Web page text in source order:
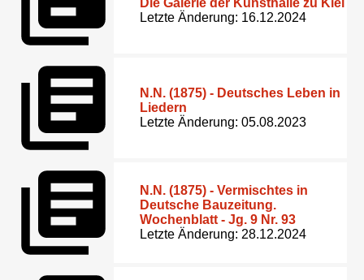
Die Galerie der Kunsthalle zu Kiel
Letzte Änderung: 16.12.2024
N.N. (1875) - Deutsches Leben in
Liedern
Letzte Änderung: 05.08.2023
N.N. (1875) - Vermischtes in
Deutsche Bauzeitung.
Wochenblatt - Jg. 9 Nr. 93
Letzte Änderung: 28.12.2024